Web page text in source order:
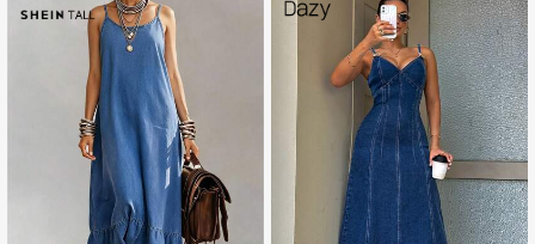
롬/하와이/공항/재미있는/기본/브런치
의상/2000년대/바디콘/올드 머니/교
회/홈커밍/고급스러운/파티/단정한/페
어리코어//페스티벌/리조트웨어/배디/
스톡홀름 스타일/나이트 아웃 의상/A
라인/카우걸/데님 미디 드레스